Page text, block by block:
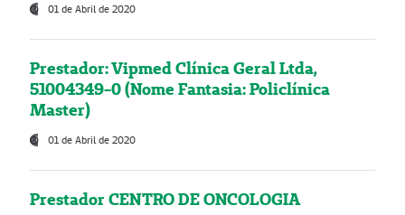
01 de Abril de 2020
Prestador: Vipmed Clínica Geral Ltda,
51004349-0 (Nome Fantasia: Policlínica
Master)
01 de Abril de 2020
Prestador CENTRO DE ONCOLOGIA